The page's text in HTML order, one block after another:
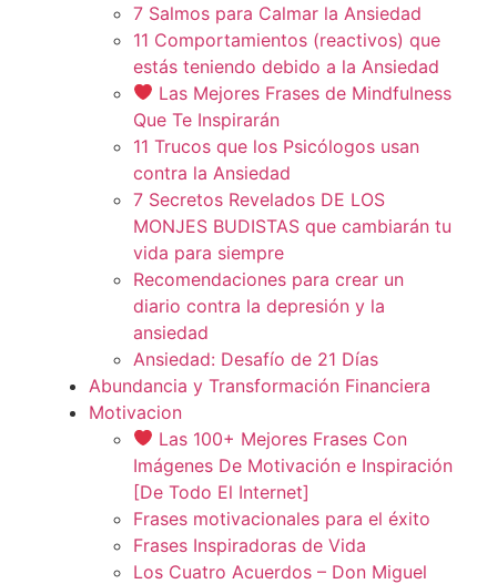
7 Salmos para Calmar la Ansiedad
11 Comportamientos (reactivos) que
estás teniendo debido a la Ansiedad
Las Mejores Frases de Mindfulness
Que Te Inspirarán
11 Trucos que los Psicólogos usan
contra la Ansiedad
7 Secretos Revelados DE LOS
MONJES BUDISTAS que cambiarán tu
vida para siempre
Recomendaciones para crear un
diario contra la depresión y la
ansiedad
Ansiedad: Desafío de 21 Días
Abundancia y Transformación Financiera
Motivacion
Las 100+ Mejores Frases Con
Imágenes De Motivación e Inspiración
[De Todo El Internet]
Frases motivacionales para el éxito
Frases Inspiradoras de Vida
Los Cuatro Acuerdos – Don Miguel